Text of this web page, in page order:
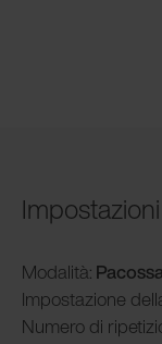
Modalità:
Impostazione
Numero di